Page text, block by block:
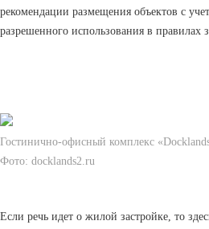
рекомендации размещения объектов с
разрешенного использования в правилах
Гостинично-офисный комплекс
Фото: docklands2.ru
Если речь идет о жилой застройке, то